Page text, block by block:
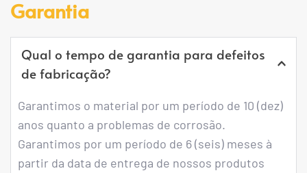
solucionar o problema.
ocorrem durante o processo de fabricação e são
impossíveis de serem feitas após o armário
montado.
Garantia
Qual o tempo de garantia para defeitos
de fabricação?
Garantimos o material por um período de 10 (dez)
anos quanto a problemas de corrosão.
Garantimos por um período de 6 (seis) meses à
partir da data de entrega de nossos produtos